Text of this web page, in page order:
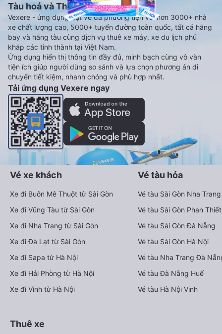
Tàu hoả và Thuê xe
Vexere - ứng dụng đặt vé đa phương tiện với hơn 3000+ nhà
xe chất lượng cao, 5000+ tuyến đường toàn quốc, tất cả hãng
bay và hãng tàu cùng dịch vụ thuê xe máy, xe du lịch phủ
khắp các tỉnh thành tại Việt Nam.
Ứng dụng hiển thị thông tin đầy đủ, minh bạch cùng vô vàn
tiện ích giúp người dùng so sánh và lựa chọn phương án di
chuyển tiết kiệm, nhanh chóng và phù hợp nhất.
Tải ứng dụng Vexere ngay
Vé xe khách
Xe đi Buôn Mê Thuột từ Sài Gòn
Xe đi Vũng Tàu từ Sài Gòn
Xe đi Nha Trang từ Sài Gòn
Xe đi Đà Lạt từ Sài Gòn
Xe đi Sapa từ Hà Nội
Xe đi Hải Phòng từ Hà Nội
Xe đi Vinh từ Hà Nội
Vé tàu hỏa
Vé tàu Sài Gòn Nha Trang
Vé tàu Sài Gòn Phan Thiết
Vé tàu Sài Gòn Đà Nẵng
Vé tàu Sài Gòn Hà Nội
Vé tàu Nha Trang Đà
Vé tàu Đà Nẵng Huế
Vé tàu Hà Nội Vinh
Thuê xe